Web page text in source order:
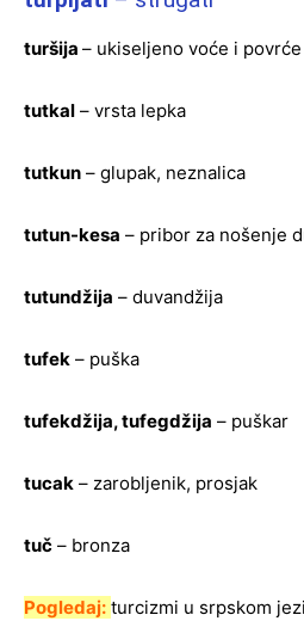
turšija – ukiseljeno voće i povrće
tutkal – vrsta lepka
tutkun – glupak, neznalica
tutun-kesa – pribor za nošenje
tutundžija – duvandžija
tufek – puška
tufekdžija, tufegdžija – puškar
tucak – zarobljenik, prosjak
tuč – bronza
Pogledaj: turcizmi u srpskom